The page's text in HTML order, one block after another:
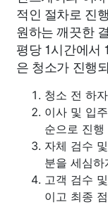
적인 절차로 진
원하는 깨끗한
평당 1시간에서
은 청소가 진행
청소 전 하
이사 및 입
순으로 진행
자체 검수
분을 세심하
고객 검수
이고 최종